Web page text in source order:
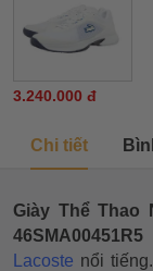
3.240.000 đ
Chi tiết
Giày Thể Thao
Lacoste nổi